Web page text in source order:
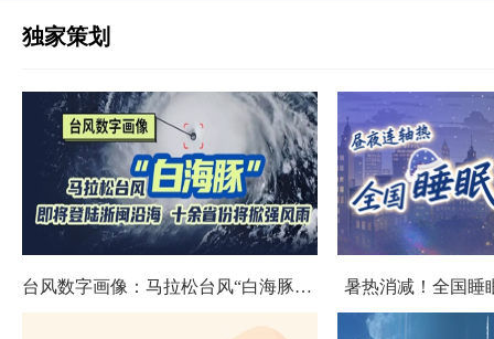
独家策划
台风数字画像：马拉松台风“白海豚”将影响十余省份 暑热消减！全国睡